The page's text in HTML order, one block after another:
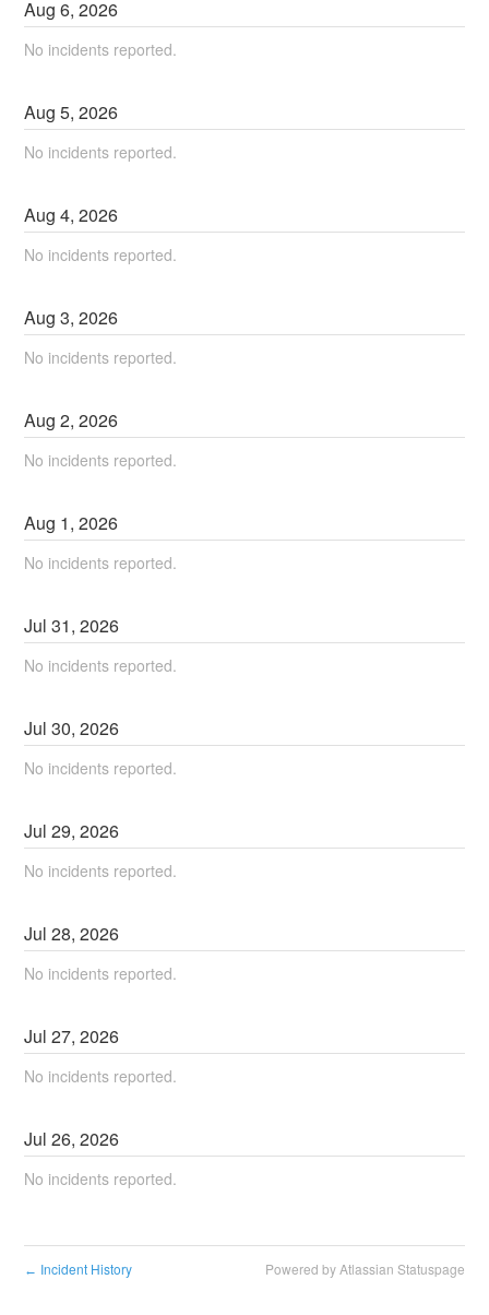
Aug6,2026
No incidents reported.
Aug5,2026
No incidents reported.
Aug4,2026
No incidents reported.
Aug3,2026
No incidents reported.
Aug2,2026
No incidents reported.
Aug 1,2026
No incidents reported.
Jul31,2026
No incidents reported.
Jul30,2026
No incidents reported.
Jul29,2026
No incidents reported.
Jul28,2026
No incidents reported.
Jul27,2026
No incidents reported.
Jul26,2026
No incidents reported.
← Incident History Powered by Atlassian Statuspage